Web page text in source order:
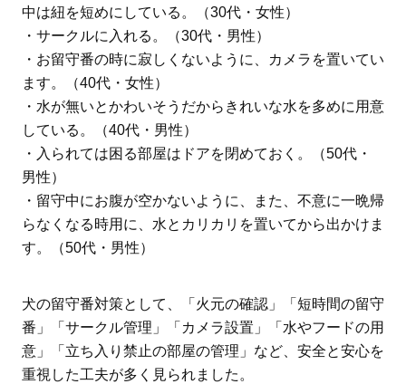
中は紐を短めにしている。（30代・女性）
・サークルに入れる。（30代・男性）
・お留守番の時に寂しくないように、カメラを置いてい
ます。（40代・女性）
・水が無いとかわいそうだからきれいな水を多めに用意
している。（40代・男性）
・入られては困る部屋はドアを閉めておく。（50代・
男性）
・留守中にお腹が空かないように、また、不意に一晩帰
らなくなる時用に、水とカリカリを置いてから出かけま
す。（50代・男性）
犬の留守番対策として、「火元の確認」「短時間の留守
番」「サークル管理」「カメラ設置」「水やフードの用
意」「立ち入り禁止の部屋の管理」など、安全と安心を
重視した工夫が多く見られました。